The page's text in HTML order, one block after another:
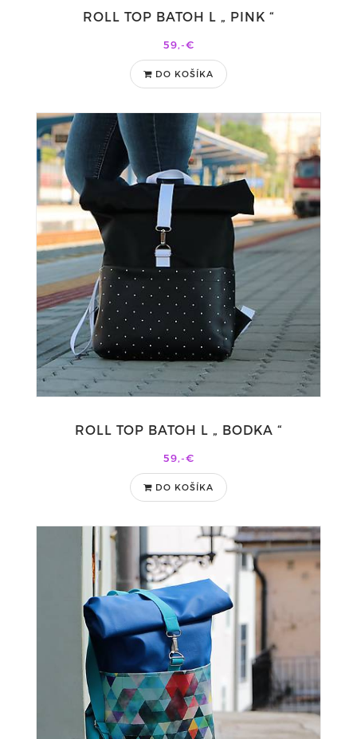
ROLL TOP BATOH L „ PINK “
59,-€
DO KOŠÍKA
ROLL TOP BATOH L „ BODKA “
59,-€
DO KOŠÍKA